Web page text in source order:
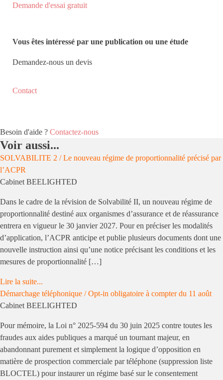
Demande d'essai gratuit
Vous êtes intéressé par une publication ou une étude
Demandez-nous un devis
Contact
Besoin d'aide ? Contactez-nous
Voir aussi...
SOLVABILITE 2 / Le nouveau régime de proportionnalité précisé par
l’ACPR
Cabinet BEELIGHTED
Dans le cadre de la révision de Solvabilité II, un nouveau régime de
proportionnalité destiné aux organismes d’assurance et de réassurance
entrera en vigueur le 30 janvier 2027. Pour en préciser les modalités
d’application, l’ACPR anticipe et publie plusieurs documents dont une
nouvelle instruction ainsi qu’une notice précisant les conditions et les
mesures de proportionnalité […]
Lire la suite...
Démarchage téléphonique / Opt-in obligatoire à compter du 11 août
Cabinet BEELIGHTED
Pour mémoire, la Loi n° 2025-594 du 30 juin 2025 contre toutes les
fraudes aux aides publiques a marqué un tournant majeur, en
abandonnant purement et simplement la logique d’opposition en
matière de prospection commerciale par téléphone (suppression liste
BLOCTEL) pour instaurer un régime basé sur le consentement